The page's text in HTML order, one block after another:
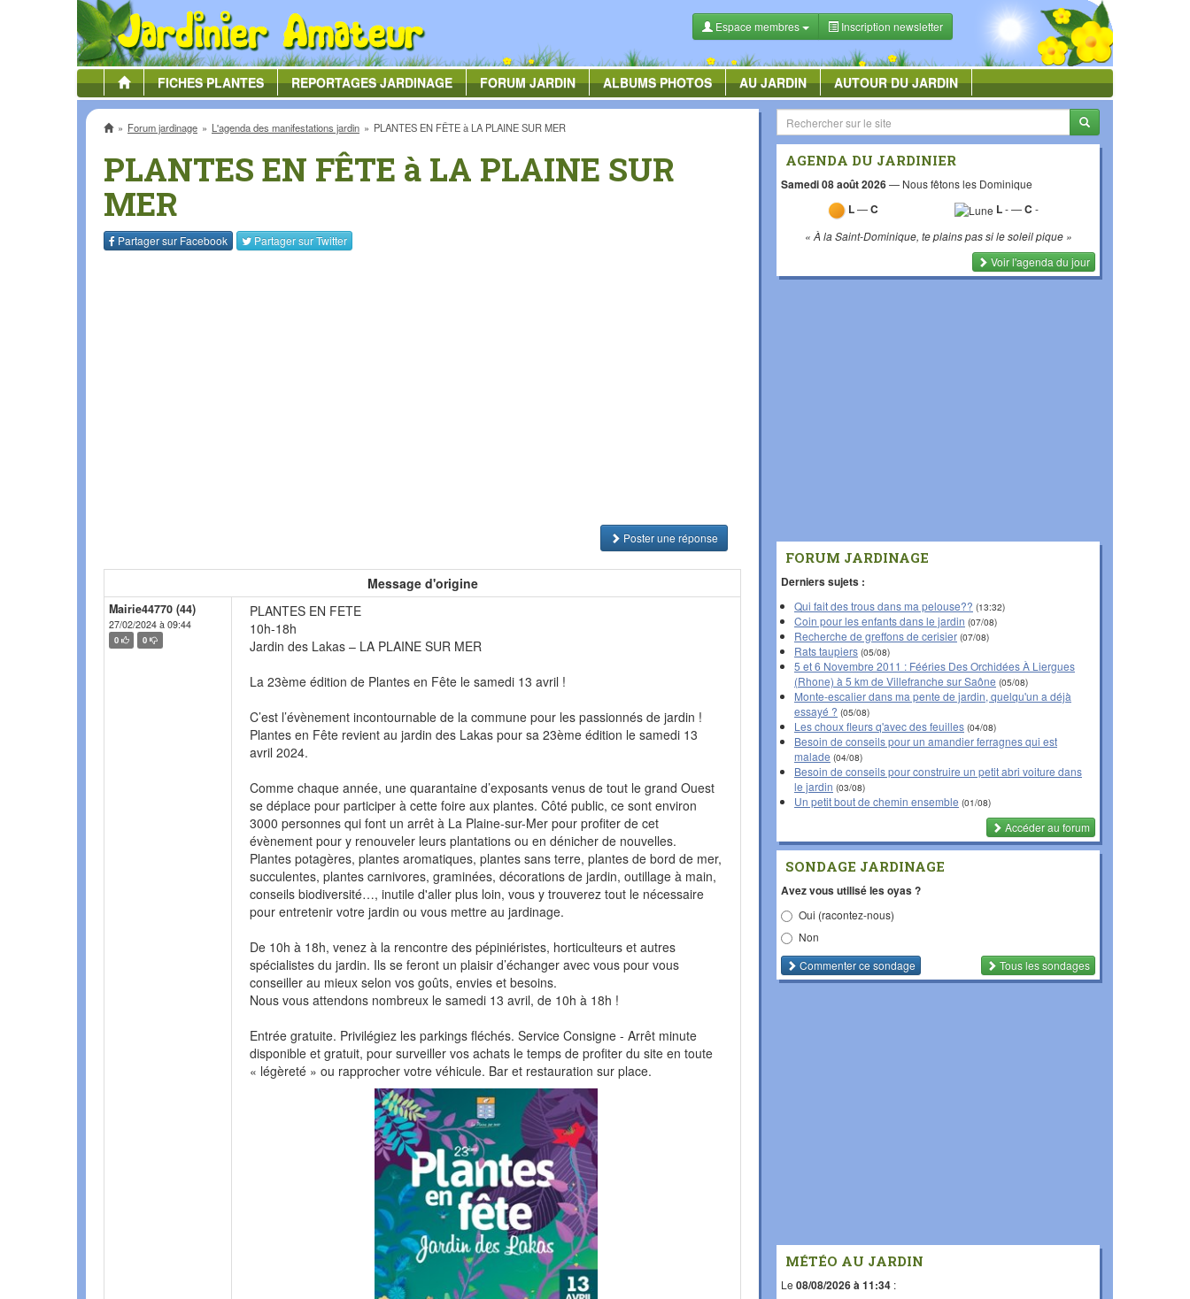
Espace membres Inscription newsletter
FICHESPLANTES REPORTAGESJARDINAGE FORUMJARDIN ALBUMSPHOTOS AU JARDIN AUTOUR DU JARDIN
AccueilForum jardinage L'agenda des manifestations jardin PLANTES EN FÊTE à LA PLAINE SUR MER
PLANTES EN FÊTE à LA PLAINE SUR
MER
Partager sur Facebook Partager surTwitter
Poster une réponse
Message d'origine
Mairie44770 (44)
27/02/2024 à 09:44
0 0
PLANTES EN FETE
10h-18h
Jardin des Lakas – LA PLAINE SUR MER
La 23ème édition de Plantes en Fête le samedi 13 avril !
C’est l’évènement incontournable de la commune pour les passionnés de jardin !
Plantes en Fête revient au jardin des Lakas pour sa 23ème édition le samedi 13
avril 2024.
Comme chaque année, une quarantaine d’exposants venus de tout le grand Ouest
se déplace pour participer à cette foire aux plantes. Côté public, ce sont environ
3000 personnes qui font un arrêt à La Plaine-sur-Mer pour profiter de cet
évènement pour y renouveler leurs plantations ou en dénicher de nouvelles.
Plantes potagères, plantes aromatiques, plantes sans terre, plantes de bord de mer,
succulentes, plantes carnivores, graminées, décorations de jardin, outillage à main,
conseils biodiversité…, inutile d'aller plus loin, vous y trouverez tout le nécessaire
pour entretenir votre jardin ou vous mettre au jardinage.
De 10h à 18h, venez à la rencontre des pépiniéristes, horticulteurs et autres
spécialistes du jardin. Ils se feront un plaisir d’échanger avec vous pour vous
conseiller au mieux selon vos goûts, envies et besoins.
Nous vous attendons nombreux le samedi 13 avril, de 10h à 18h !
Entrée gratuite. Privilégiez les parkings fléchés. Service Consigne - Arrêt minute
disponible et gratuit, pour surveiller vos achats le temps de profiter du site en toute
« légèreté » ou rapprocher votre véhicule. Bar et restauration sur place.
AGENDA DU JARDINIER
Samedi 08 août 2026— Nous fêtons les Dominique
L—C L-—C-
« À la Saint-Dominique, te plains pas si le soleil pique »
Voir l'agenda du jour
FORUM JARDINAGE
Derniers sujets :
Qui fait des trous dans ma pelouse?? (13:32)
Coin pour les enfants dans le jardin (07/08)
Recherche de greffons de cerisier (07/08)
Rats taupiers (05/08)
5 et 6 Novembre 2011 : Fééries Des Orchidées À Liergues
(Rhone) à 5 km de Villefranche sur Saône (05/08)
Monte-escalier dans ma pente de jardin, quelqu'un a déjà
essayé ? (05/08)
Les choux fleurs q'avec des feuilles (04/08)
Besoin de conseils pour un amandier ferragnes qui est
malade (04/08)
Besoin de conseils pour construire un petit abri voiture dans
le jardin (03/08)
Un petit bout de chemin ensemble (01/08)
Accéder au forum
SONDAGE JARDINAGE
Avez vous utilisé les oyas ?
Oui (racontez-nous)
Non
Commenterce sondage Tous les sondages
MÉTÉO AU JARDIN
Le 08/08/2026 à 11:34 :